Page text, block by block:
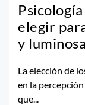
elegir
y luminosa
La elección de
en la
que...